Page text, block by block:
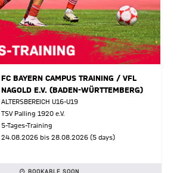
FC BAYERN CAMPUS TRAINING / VFL
NAGOLD E.V. (BADEN-WÜRTTEMBERG)
ALTERSBEREICH U16-U19
TSV Palling 1920 e.V.
5-Tages-Training
24.08.2026 bis 28.08.2026 (5 days)
BOOKABLE SOON